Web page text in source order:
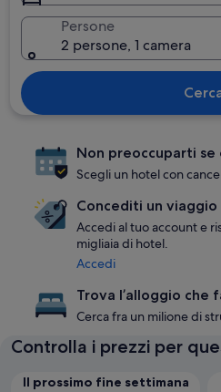
Persone
2 persone, 1 camera
Non preoccuparti se
Scegli un hotel con
Concediti un viaggio
Accedi al tuo account e
migliaia di hotel.
Accedi
Trova l’alloggio che
Cerca fra un milione di
Controlla i prezzi per
Il prossimo fine settimana